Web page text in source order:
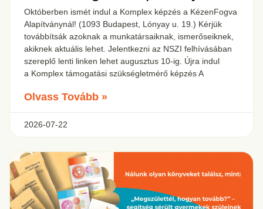
Októberben ismét indul a Komplex képzés a KézenFogva
Alapítványnál! (1093 Budapest, Lónyay u. 19.) Kérjük
továbbítsák azoknak a munkatársaiknak, ismerőseiknek,
akiknek aktuális lehet. Jelentkezni az NSZI felhívásában
szereplő lenti linken lehet augusztus 10-ig. Újra indul
a Komplex támogatási szükségletmérő képzés A
Olvass Tovább »
2026-07-22